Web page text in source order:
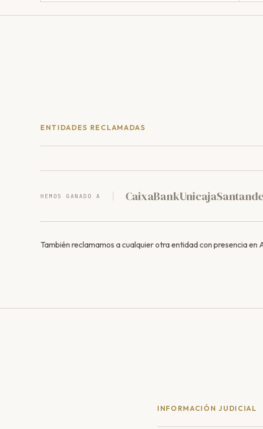
ENTIDADES RECLAMADAS
HEMOS GANADO A CaixaBankUnicaja
También reclamamos a cualquier otra entidad con presencia en
INFORMACIÓN JUDICIAL